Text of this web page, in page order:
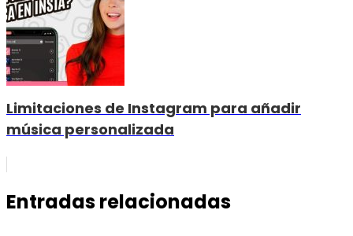
Limitaciones de Instagram para añadir
música personalizada
Entradas relacionadas